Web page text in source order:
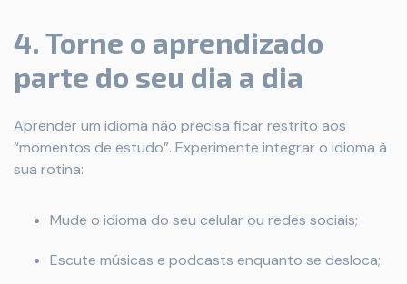
4. Torne o aprendizado
parte do seu dia a dia
Aprender um idioma não precisa ficar restrito aos
“momentos de estudo”. Experimente integrar o idioma à
sua rotina:
Mude o idioma do seu celular ou redes sociais;
Escute músicas e podcasts enquanto se desloca;